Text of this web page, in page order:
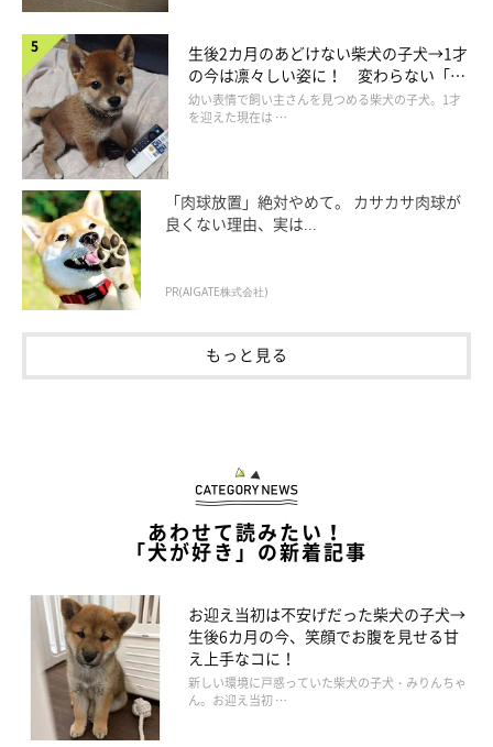
生後2カ月のあどけない柴犬の子犬→1才
の今は凛々しい姿に！ 変わらない「く
りくりおめめ」にもほっこり
幼い表情で飼い主さんを見つめる柴犬の子犬。1才
を迎えた現在は …
「肉球放置」絶対やめて。 カサカサ肉球が
良くない理由、実は...
PR(AIGATE株式会社)
もっと見る
あわせて読みたい！
「犬が好き」の新着記事
お迎え当初は不安げだった柴犬の子犬→
生後6カ月の今、笑顔でお腹を見せる甘
え上手なコに！
新しい環境に戸惑っていた柴犬の子犬・みりんちゃ
ん。お迎え当初 …